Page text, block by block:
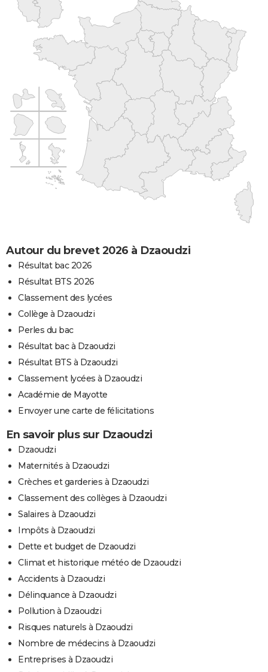
Autour du brevet 2026 à Dzaoudzi
Résultat bac 2026
Résultat BTS 2026
Classement des lycées
Collège à Dzaoudzi
Perles du bac
Résultat bac à Dzaoudzi
Résultat BTS à Dzaoudzi
Classement lycées à Dzaoudzi
Académie de Mayotte
Envoyer une carte de félicitations
En savoir plus sur Dzaoudzi
Dzaoudzi
Maternités à Dzaoudzi
Crèches et garderies à Dzaoudzi
Classement des collèges à Dzaoudzi
Salaires à Dzaoudzi
Impôts à Dzaoudzi
Dette et budget de Dzaoudzi
Climat et historique météo de Dzaoudzi
Accidents à Dzaoudzi
Délinquance à Dzaoudzi
Pollution à Dzaoudzi
Risques naturels à Dzaoudzi
Nombre de médecins à Dzaoudzi
Entreprises à Dzaoudzi